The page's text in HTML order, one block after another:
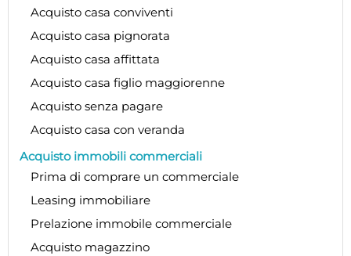
Acquisto casa conviventi
Acquisto casa pignorata
Acquisto casa affittata
Acquisto casa figlio maggiorenne
Acquisto senza pagare
Acquisto casa con veranda
Acquisto immobili commerciali
Prima di comprare un commerciale
Leasing immobiliare
Prelazione immobile commerciale
Acquisto magazzino